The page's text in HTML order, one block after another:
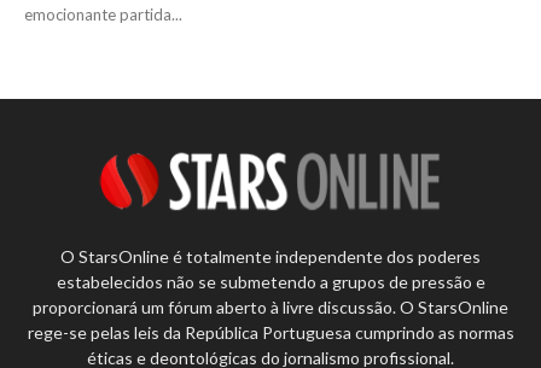
emocionante partida...
O StarsOnline é totalmente independente dos poderes
estabelecidos não se submetendo a grupos de pressão e
proporcionará um fórum aberto à livre discussão. O StarsOnline
rege-se pelas leis da República Portuguesa cumprindo as normas
éticas e deontológicas do jornalismo profissional.